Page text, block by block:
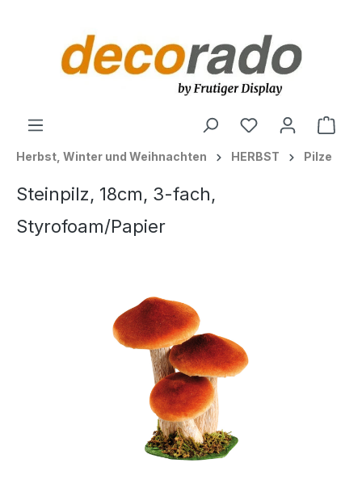
Herbst, Winter und Weihnachten HERBST Pilze
Steinpilz, 18cm, 3-fach,
Styrofoam/Papier
Bildergalerie überspringen